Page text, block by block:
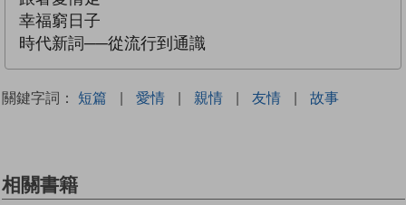
幸福窮日子
時代新詞──從流行到通識
關鍵字詞： 短篇 | 愛情 | 親情 | 友情 | 故事
相關書籍